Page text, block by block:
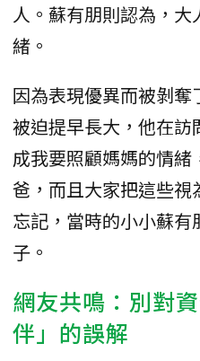
人。蘇有朋則認為，
緒。
因為表現優異而被剝
被迫提早長大，他在
成我要照顧媽媽的情
爸，而且大家把這些
忘記，當時的小小蘇
子。
網友共鳴：別對
伴」的誤解